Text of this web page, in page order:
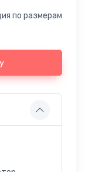
по размерам